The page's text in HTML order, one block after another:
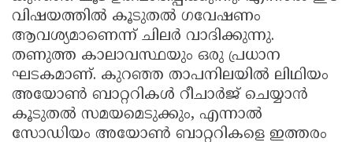
വിഷയത്തിൽ കൂടുതൽ ഗവേഷണം
ആവശ്യമാണെന്ന് ചിലർ വാദിക്കുന്നു.
തണുത്ത കാലാവസ്ഥയും ഒരു പ്രധാന
ഘടകമാണ്. കുറഞ്ഞ താപനിലയിൽ ലിഥിയം
അയോൺ ബാറ്ററികൾ റീചാർജ് ചെയ്യാൻ
കൂടുതൽ സമയമെടുക്കും, എന്നാൽ
സോഡിയം അയോൺ ബാറ്ററികളെ ഇത്തരം